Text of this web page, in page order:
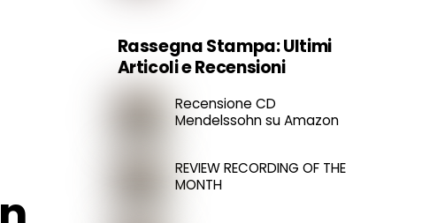
Rassegna Stampa: Ultimi
Articoli e Recensioni
Recensione CD
Mendelssohn su Amazon
REVIEW RECORDING OF THE
MONTH